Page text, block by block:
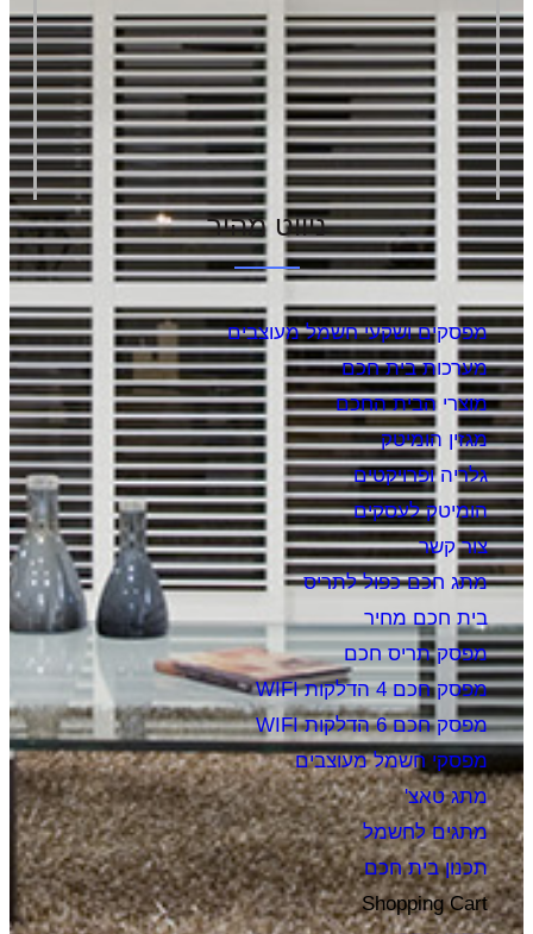
ניווט מהיר
מפסקים ושקעי חשמל מעוצבים
מערכות בית חכם
מוצרי הבית החכם
מגזין הומיטק
גלריה ופרויקטים
הומיטק לעסקים
צור קשר
מתג חכם כפול לתריס
בית חכם מחיר
מפסק תריס חכם
מפסק חכם 4 הדלקות WIFI
מפסק חכם 6 הדלקות WIFI
מפסקי חשמל מעוצבים
מתג טאצ'
מתגים לחשמל
תכנון בית חכם
Shopping Cart